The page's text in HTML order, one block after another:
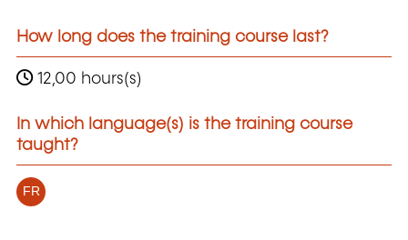
How long does the training course last?
12,00 hours(s)
In which language(s) is the training course
taught?
FR